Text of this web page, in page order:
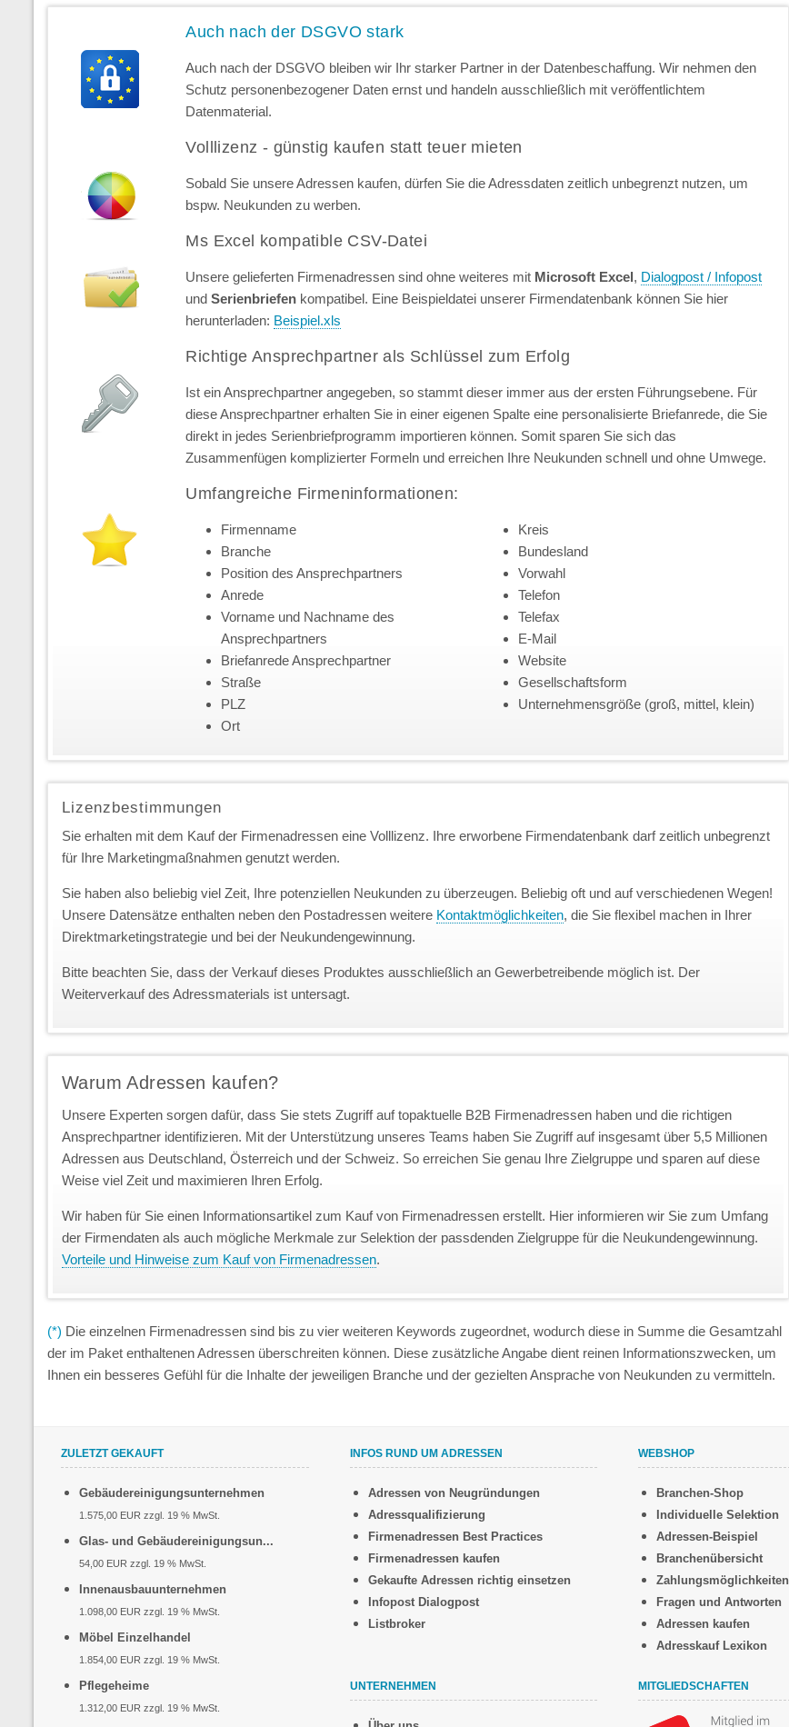
Auch nach der DSGVO stark
Auch nach der DSGVO bleiben wir Ihr starker Partner in der Datenbeschaffung. Wir nehmen den
Schutz personenbezogener Daten ernst und handeln ausschließlich mit veröffentlichtem
Datenmaterial.
Volllizenz - günstig kaufen statt teuer mieten
Sobald Sie unsere Adressen kaufen, dürfen Sie die Adressdaten zeitlich unbegrenzt nutzen, um
bspw. Neukunden zu werben.
Ms Excel kompatible CSV-Datei
Unsere gelieferten Firmenadressen sind ohne weiteres mit Microsoft Excel, Dialogpost / Infopost
undSerienbriefen kompatibel. Eine Beispieldatei unserer Firmendatenbank können Sie hier
herunterladen: Beispiel.xls
Richtige Ansprechpartner als Schlüssel zum Erfolg
Ist ein Ansprechpartner angegeben, so stammt dieser immer aus der ersten Führungsebene. Für
diese Ansprechpartner erhalten Sie in einer eigenen Spalte eine personalisierte Briefanrede, die Sie
direkt in jedes Serienbriefprogramm importieren können. Somit sparen Sie sich das
Zusammenfügen komplizierter Formeln und erreichen Ihre Neukunden schnell und ohne Umwege.
Umfangreiche Firmeninformationen:
Firmenname
Branche
Position des Ansprechpartners
Anrede
Vorname und Nachname des
Ansprechpartners
Briefanrede Ansprechpartner
Straße
PLZ
Ort
Kreis
Bundesland
Vorwahl
Telefon
Telefax
E-Mail
Website
Gesellschaftsform
Unternehmensgröße (groß, mittel, klein)
Lizenzbestimmungen
Sie erhalten mit dem Kauf der Firmenadressen eine Volllizenz. Ihre erworbene Firmendatenbank darf zeitlich unbegrenzt
für Ihre Marketingmaßnahmen genutzt werden.
Sie haben also beliebig viel Zeit, Ihre potenziellen Neukunden zu überzeugen. Beliebig oft und auf verschiedenen Wegen!
Unsere Datensätze enthalten neben den Postadressen weitere Kontaktmöglichkeiten, die Sie flexibel machen in Ihrer
Direktmarketingstrategie und bei der Neukundengewinnung.
Bitte beachten Sie, dass der Verkauf dieses Produktes ausschließlich an Gewerbetreibende möglich ist. Der
Weiterverkauf des Adressmaterials ist untersagt.
Warum Adressen kaufen?
Unsere Experten sorgen dafür, dass Sie stets Zugriff auf topaktuelle B2B Firmenadressen haben und die richtigen
Ansprechpartner identifizieren. Mit der Unterstützung unseres Teams haben Sie Zugriff auf insgesamt über 5,5 Millionen
Adressen aus Deutschland, Österreich und der Schweiz. So erreichen Sie genau Ihre Zielgruppe und sparen auf diese
Weise viel Zeit und maximieren Ihren Erfolg.
Wir haben für Sie einen Informationsartikel zum Kauf von Firmenadressen erstellt. Hier informieren wir Sie zum Umfang
der Firmendaten als auch mögliche Merkmale zur Selektion der passdenden Zielgruppe für die Neukundengewinnung.
Vorteile und Hinweise zum Kauf von Firmenadressen.
(*) Die einzelnen Firmenadressen sind bis zu vier weiteren Keywords zugeordnet, wodurch diese in Summe die Gesamtzahl
der im Paket enthaltenen Adressen überschreiten können. Diese zusätzliche Angabe dient reinen Informationszwecken, um
Ihnen ein besseres Gefühl für die Inhalte der jeweiligen Branche und der gezielten Ansprache von Neukunden zu vermitteln.
ZULETZT GEKAUFT
Gebäudereinigungsunternehmen
1.575,00 EUR zzgl. 19 % MwSt.
Glas- und Gebäudereinigungsun...
54,00 EUR zzgl. 19 % MwSt.
Innenausbauunternehmen
1.098,00 EUR zzgl. 19 % MwSt.
Möbel Einzelhandel
1.854,00 EUR zzgl. 19 % MwSt.
Pflegeheime
1.312,00 EUR zzgl. 19 % MwSt.
INFOS RUND UM ADRESSEN
Adressen von Neugründungen
Adressqualifizierung
Firmenadressen Best Practices
Firmenadressen kaufen
Gekaufte Adressen richtig einsetzen
Infopost Dialogpost
Listbroker
WEBSHOP
Branchen-Shop
Individuelle Selektion
Adressen-Beispiel
Branchenübersicht
Zahlungsmöglichkeiten
Fragen und Antworten
Adressen kaufen
Adresskauf Lexikon
UNTERNEHMEN MITGLIEDSCHAFTEN